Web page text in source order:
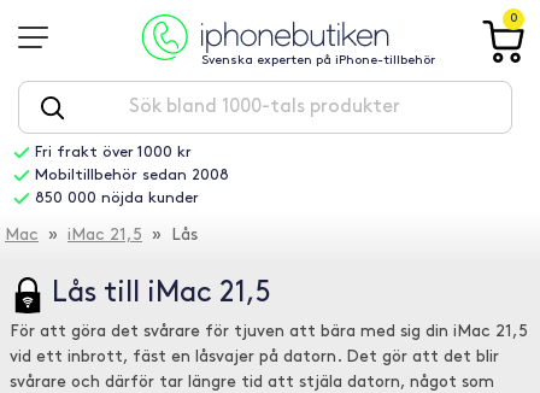
Svenska experten på iPhone-tillbehör
0
Fri frakt över 1000 kr
Mobiltillbehör sedan 2008
850 000 nöjda kunder
Mac » iMac 21,5 » Lås
Lås till iMac 21,5
För att göra det svårare för tjuven att bära med sig din iMac 21,5
vid ett inbrott, fäst en låsvajer på datorn. Det gör att det blir
svårare och därför tar längre tid att stjäla datorn, något som